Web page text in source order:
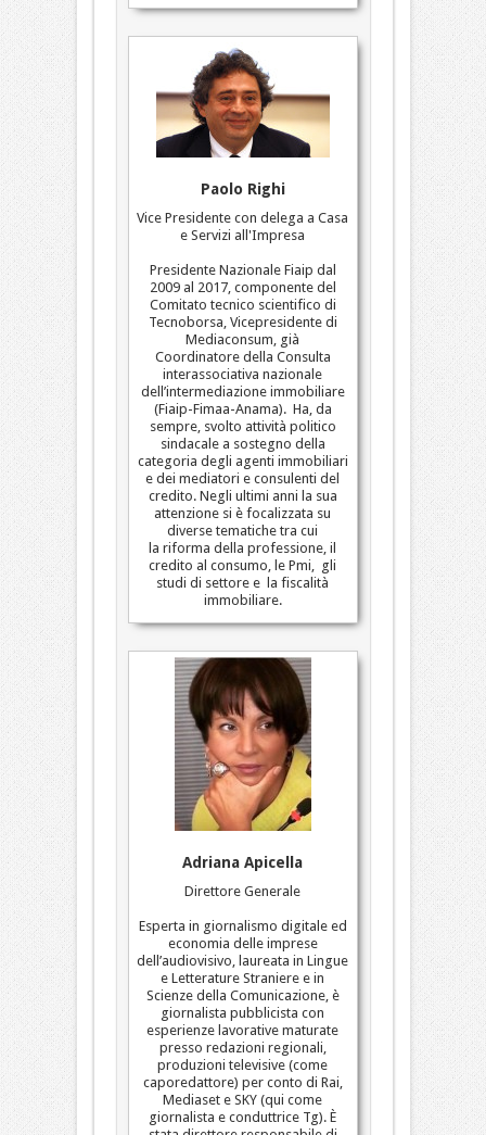
Paolo Righi
Vice Presidente con delega a Casa
e Servizi all'Impresa
Presidente Nazionale Fiaip dal
2009 al 2017, componente del
Comitato tecnico scientifico di
Tecnoborsa, Vicepresidente di
Mediaconsum, già
Coordinatore della Consulta
interassociativa nazionale
dell’intermediazione immobiliare
(Fiaip-Fimaa-Anama). Ha, da
sempre, svolto attività politico
sindacale a sostegno della
categoria degli agenti immobiliari
e dei mediatori e consulenti del
credito. Negli ultimi anni la sua
attenzione si è focalizzata su
diverse tematiche tra cui
la riforma della professione, il
credito al consumo, le Pmi, gli
studi di settore e la fiscalità
immobiliare.
Adriana Apicella
Direttore Generale
Esperta in giornalismo digitale ed
economia delle imprese
dell’audiovisivo, laureata in Lingue
e Letterature Straniere e in
Scienze della Comunicazione, è
giornalista pubblicista con
esperienze lavorative maturate
presso redazioni regionali,
produzioni televisive (come
caporedattore) per conto di Rai,
Mediaset e SKY (qui come
giornalista e conduttrice Tg). È